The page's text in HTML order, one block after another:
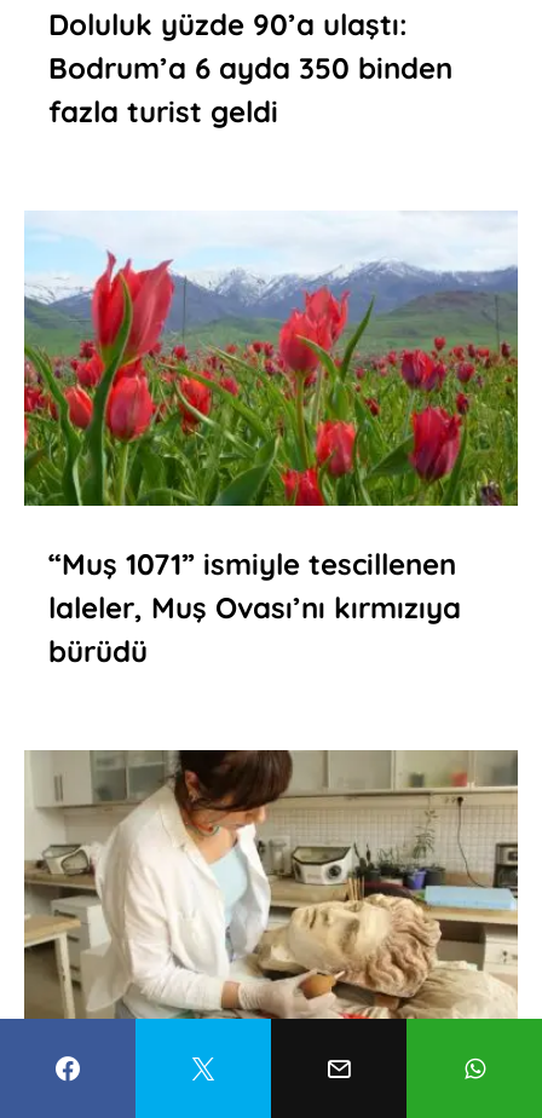
Doluluk yüzde 90’a ulaştı:
Bodrum’a 6 ayda 350 binden
fazla turist geldi
“Muş 1071” ismiyle tescillenen
laleler, Muş Ovası’nı kırmızıya
bürüdü